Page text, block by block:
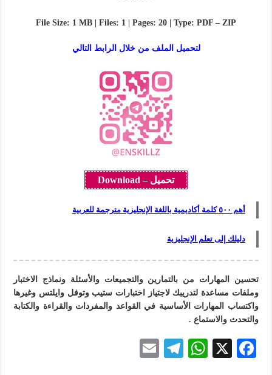
File Size: 1 MB | Files: 1 | Pages: 20 | Type: PDF – ZIP
لتحميل الملف من خلال الرابط التالي
تحميل – Download
أهم ٥٠٠ كلمة أكاديمية باللغة الإنجليزية مترجمة للعربية
دليلك إلى تعلم الإنجليزية
تحسين المهارات من بالتمارين والتجميعات والأسئلة ونماذج الاختبار
وملفات مساعدة لتدريبك لاجتياز اختبارات ستيب وتوفل وايلتس وغيرها
واكتساب المهارات الأساسية في القواعد والمفردات والقراءة و الكتابة
والتحدث والاستماع .
F
X
W
Te